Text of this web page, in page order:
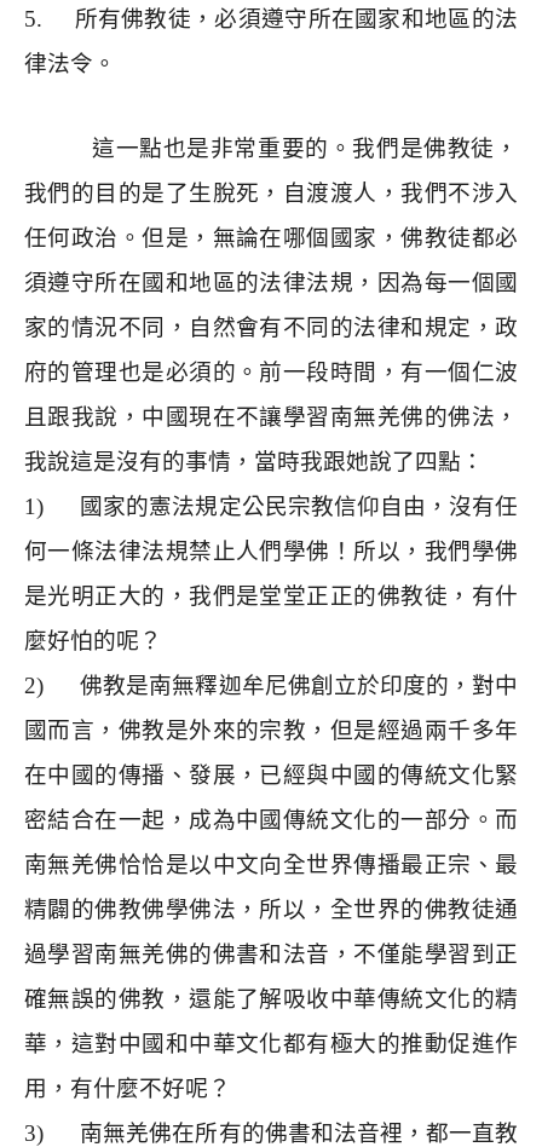
5. 所有佛教徒，必須遵守所在國家和地區的法
律法令。
這一點也是非常重要的。我們是佛教徒，
我們的目的是了生脫死，自渡渡人，我們不涉入
任何政治。但是，無論在哪個國家，佛教徒都必
須遵守所在國和地區的法律法規，因為每一個國
家的情況不同，自然會有不同的法律和規定，政
府的管理也是必須的。前一段時間，有一個仁波
且跟我說，中國現在不讓學習南無羌佛的佛法，
我說這是沒有的事情，當時我跟她說了四點：
1)
國家的憲法規定公民宗教信仰自由，沒有任
何一條法律法規禁止人們學佛！所以，我們學佛
是光明正大的，我們是堂堂正正的佛教徒，有什
麼好怕的呢？
2)佛教是南無釋迦牟尼佛創立於印度的，對中
國而言，佛教是外來的宗教，但是經過兩千多年
在中國的傳播、發展，已經與中國的傳統文化緊
密結合在一起，成為中國傳統文化的一部分。而
南無羌佛恰恰是以中文向全世界傳播最正宗、最
精闢的佛教佛學佛法，所以，全世界的佛教徒通
過學習南無羌佛的佛書和法音，不僅能學習到正
確無誤的佛教，還能了解吸收中華傳統文化的精
華，這對中國和中華文化都有極大的推動促進作
用，有什麼不好呢？
3) 南無羌佛在所有的佛書和法音裡，都一直教